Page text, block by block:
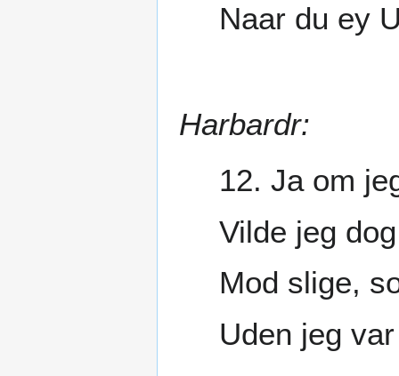
Naar du ey
Harbardr:
12. Ja om
Vilde jeg
Mod slige,
Uden jeg